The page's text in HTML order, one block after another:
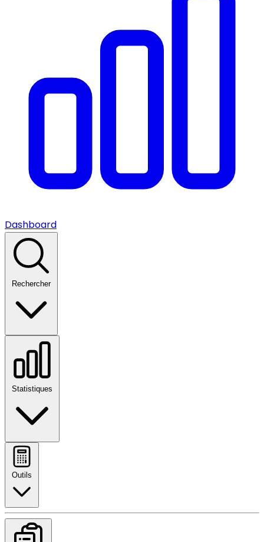
Dashboard
Rechercher
Statistiques
Outils